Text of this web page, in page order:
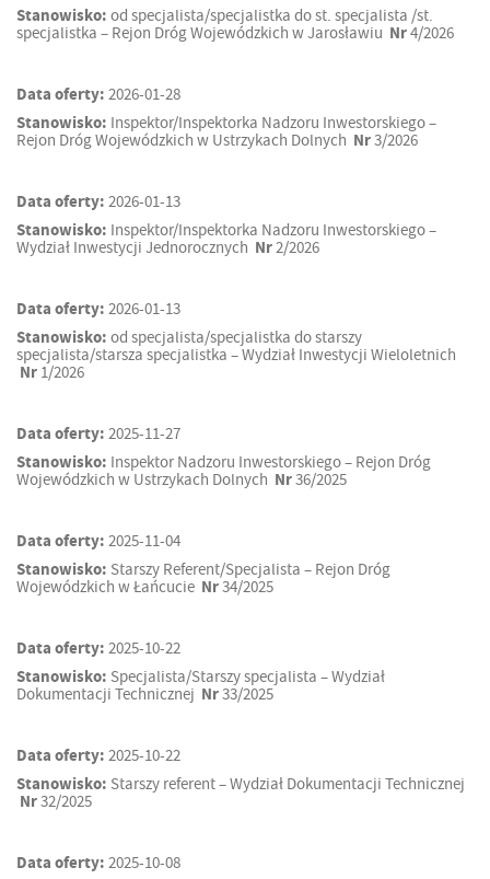
Stanowisko: od specjalista/specjalistka do st. specjalista /st.
specjalistka – Rejon Dróg Wojewódzkich w Jarosławiu Nr4/2026
Data oferty: 2026-01-28
Stanowisko: Inspektor/Inspektorka Nadzoru Inwestorskiego –
Rejon Dróg Wojewódzkich w Ustrzykach Dolnych Nr3/2026
Data oferty: 2026-01-13
Stanowisko: Inspektor/Inspektorka Nadzoru Inwestorskiego –
Wydział Inwestycji Jednorocznych Nr2/2026
Data oferty: 2026-01-13
Stanowisko: od specjalista/specjalistka do starszy
specjalista/starsza specjalistka – Wydział Inwestycji Wieloletnich
Nr 1/2026
Data oferty: 2025-11-27
Stanowisko: Inspektor Nadzoru Inwestorskiego – Rejon Dróg
Wojewódzkich w Ustrzykach Dolnych Nr36/2025
Data oferty: 2025-11-04
Stanowisko: Starszy Referent/Specjalista – Rejon Dróg
Wojewódzkich w Łańcucie Nr34/2025
Data oferty: 2025-10-22
Stanowisko: Specjalista/Starszy specjalista – Wydział
Dokumentacji Technicznej Nr33/2025
Data oferty: 2025-10-22
Stanowisko: Starszy referent – Wydział Dokumentacji Technicznej
Nr32/2025
Data oferty: 2025-10-08